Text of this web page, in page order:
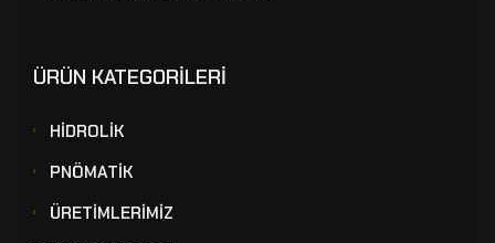
ÜRÜN KATEGORİLERİ
HİDROLİK
PNÖMATİK
ÜRETİMLERİMİZ